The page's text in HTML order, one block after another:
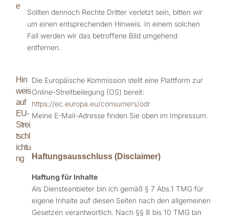
e
Sollten dennoch Rechte Dritter verletzt sein, bitten wir
um einen entsprechenden Hinweis. In einem solchen
Fall werden wir das betroffene Bild umgehend
entfernen.
Hin
weis
auf
EU-
Strei
tschl
ichtu
ng
Die Europäische Kommission stellt eine Plattform zur
Online-Streitbeilegung (OS) bereit:
https://ec.europa.eu/consumers/odr
Meine E-Mail-Adresse finden Sie oben im Impressum.
Haftungsausschluss (Disclaimer)
Haftung für Inhalte
Als Diensteanbieter bin ich gemäß § 7 Abs.1 TMG für
eigene Inhalte auf diesen Seiten nach den allgemeinen
Gesetzen verantwortlich. Nach §§ 8 bis 10 TMG bin